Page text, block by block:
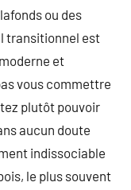
ou des
transitionnel est
et
vous commettre
plutôt pouvoir
aucun doute
indissociable
le plus souvent